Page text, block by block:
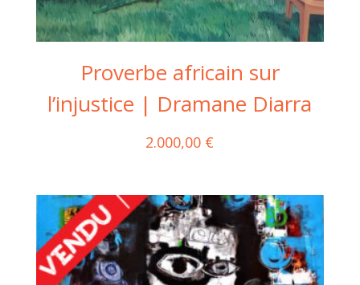
Proverbe africain sur
l’injustice | Dramane Diarra
2.000,00 €